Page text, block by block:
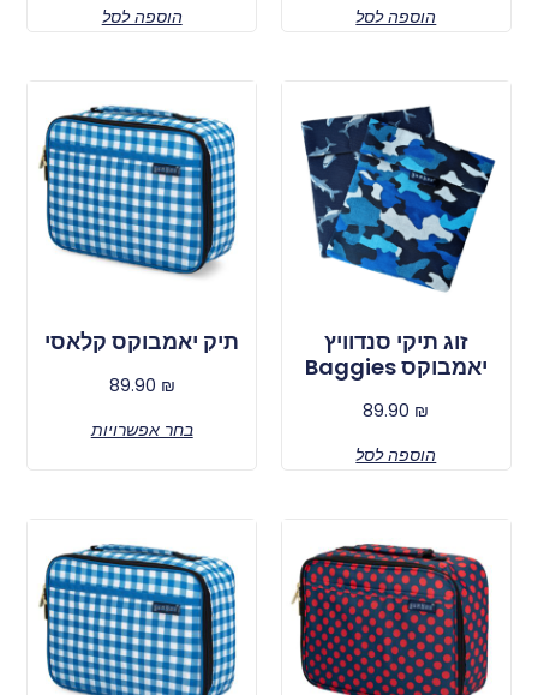
הוספה לסל
הוספה לסל
זוג תיקי סנדוויץ
יאמבוקס Baggies
89.90 ₪
הוספה לסל
תיק יאמבוקס קלאסי
89.90 ₪
בחר אפשרויות